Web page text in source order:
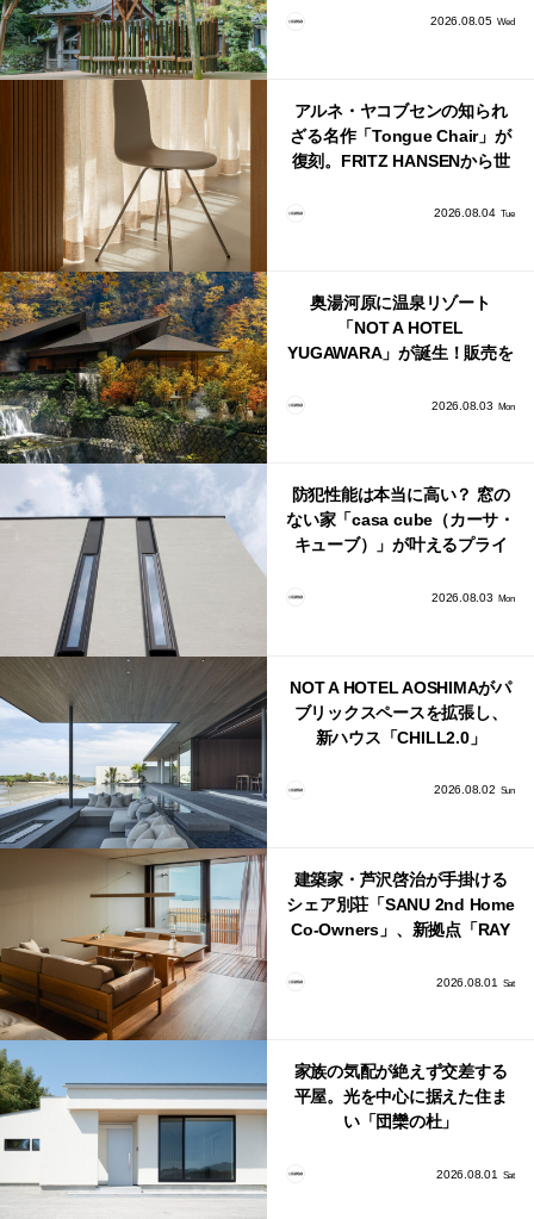
2026.08.05 Wed
アルネ・ヤコブセンの知られ
ざる名作「Tongue Chair」が
復刻。FRITZ HANSENから世
2026.08.04 Tue
奥湯河原に温泉リゾート
「NOT A HOTEL
YUGAWARA」が誕生！販売を
2026.08.03 Mon
防犯性能は本当に高い？ 窓の
ない家「casa cube（カーサ・
キューブ）」が叶えるプライ
2026.08.03 Mon
NOT A HOTEL AOSHIMAがパ
ブリックスペースを拡張し、
新ハウス「CHILL2.0」
2026.08.02 Sun
建築家・芦沢啓治が手掛ける
シェア別荘「SANU 2nd Home
Co-Owners」、新拠点「RAY
2026.08.01 Sat
家族の気配が絶えず交差する
平屋。光を中心に据えた住ま
い「団欒の杜」
2026.08.01 Sat